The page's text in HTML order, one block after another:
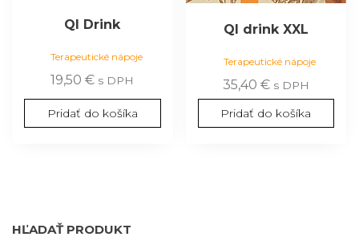
QI Drink
Terapeutické nápoje
19,50€ s DPH
Pridať do košíka
QI drink XXL
Terapeutické nápoje
35,40 € s DPH
Pridať do košíka
HĽADAŤ PRODUKT